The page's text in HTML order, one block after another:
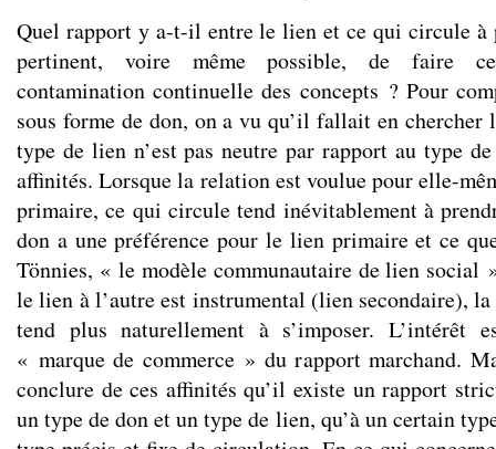
Quel rapport y a-t-il entre le lien et ce qui circule à
pertinent, voire même possible, de faire
contamination continuelle des concepts ? Pour
sous forme de don, on a vu qu’il fallait en chercher
type de lien n’est pas neutre par rapport au type
affinités. Lorsque la relation est voulue pour elle-
primaire, ce qui circule tend inévitablement à
don a une préférence pour le lien primaire et ce
Tönnies, « le modèle communautaire de lien social
le lien à l’autre est instrumental (lien secondaire),
tend plus naturellement à s’imposer.
« marque de commerce » du rapport marchand.
conclure de ces affinités qu’il existe un rapport
un type de don et un type de lien, qu’à un certain